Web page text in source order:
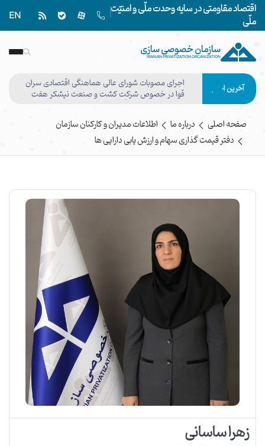
اقتصاد مقاومتی در سایه وحدت ملّی و امنیّت
ملّی
EN
سازمان خصوصی سازی
IRANIAN PRIVATIZATION ORGANIZATION
آخرین اخبار
اجرای مصوبات شورای عالی هماهنگی اقتصادی سران
قوا در خصوص شرکت کشت و صنعت نیشکر هفت
صفحه اصلی درباره ما
اطلاعات مدیران و کارکنان سازمان
دفتر قیمت گذاری سهام و ارزش یابی دارایی ها
زهرا ساسانی